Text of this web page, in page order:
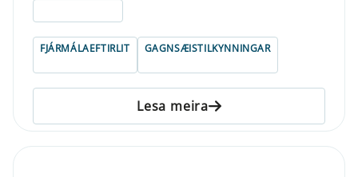
FJÁRMÁLAEFTIRLIT GAGNSÆISTILKYNNINGAR
Lesa meira